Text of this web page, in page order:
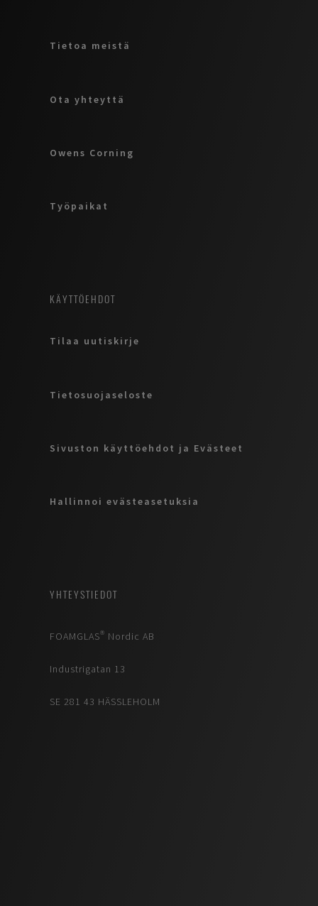
Tietoa meistä
Ota yhteyttä
Owens Corning
Työpaikat
KÄYTTÖEHDOT
Tilaa uutiskirje
Tietosuojaseloste
Sivuston käyttöehdot ja Evästeet
Hallinnoi evästeasetuksia
YHTEYSTIEDOT
FOAMGLAS® Nordic AB
Industrigatan 13
SE 281 43 HÄSSLEHOLM